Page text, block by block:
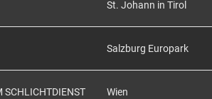
St. Johann in Tirol
Salzburg Europark
SCHLICHTDIENST Wien